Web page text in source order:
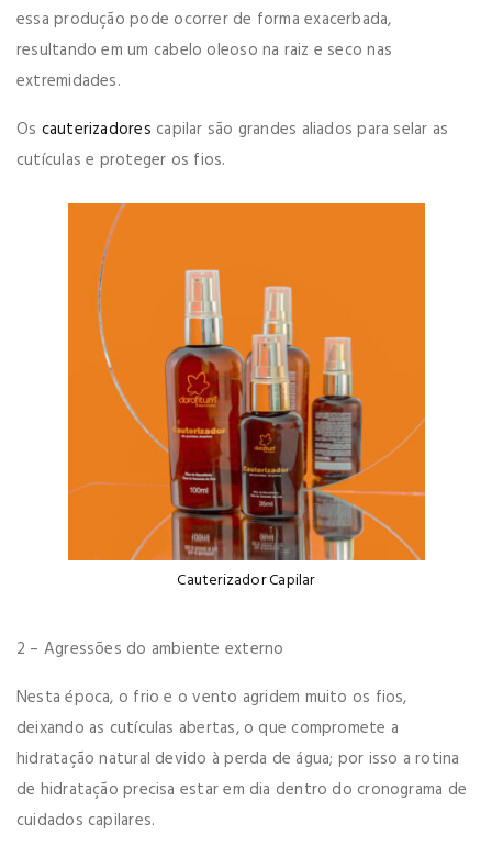
essa produção pode ocorrer de forma exacerbada,
resultando em um cabelo oleoso na raiz e seco nas
extremidades.
Os cauterizadores capilar são grandes aliados para selar as
cutículas e proteger os fios.
Cauterizador Capilar
2 – Agressões do ambiente externo
Nesta época, o frio e o vento agridem muito os fios,
deixando as cutículas abertas, o que compromete a
hidratação natural devido à perda de água; por isso a rotina
de hidratação precisa estar em dia dentro do cronograma de
cuidados capilares.